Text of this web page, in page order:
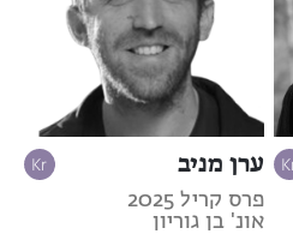
ערן מניב
פרס קריל 2025
אונ' בן גוריון